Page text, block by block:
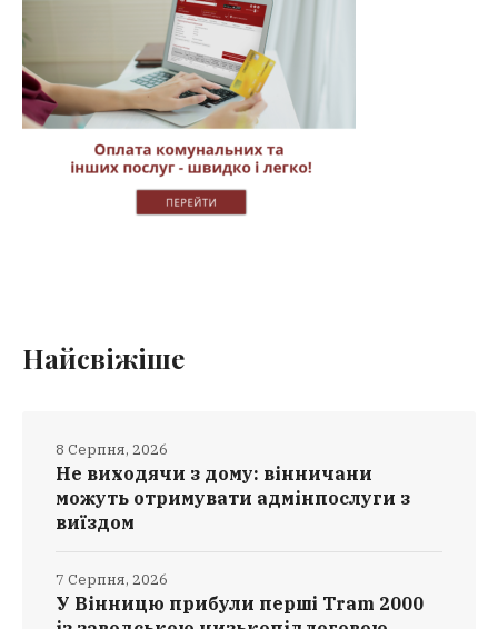
Найсвіжіше
Не виходячи з дому: вінничани
можуть отримувати адмінпослуги з
виїздом
8 Серпня, 2026
У Вінницю прибули перші Tram 2000
7 Серпня, 2026